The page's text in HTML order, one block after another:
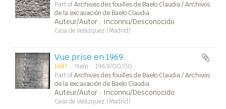
Part ofArchives des fouilles de Baelo Claudia / Archivos
de la excavación de Baelo Claudia
Auteur/Autor : Inconnu/Desconocido
Casa de Velázquez (Madrid)
Vue prise en 1969.
1487 Item
1969/00/00
Part ofArchives des fouilles de Baelo Claudia / Archivos
de la excavación de Baelo Claudia
Auteur/Autor : Inconnu/Desconocido
Casa de Velázquez (Madrid)